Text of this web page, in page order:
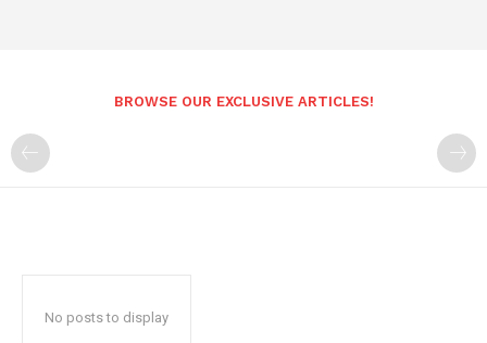
BROWSE OUR EXCLUSIVE ARTICLES!
No posts to display